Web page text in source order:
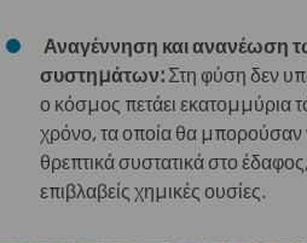
Αναγέννηση και ανανέωση
συστημάτων:Στη φύση δεν
ο κόσμος πετάει εκατομμύρια
χρόνο, τα οποία θα μπορούσαν
θρεπτικά συστατικά στο
επιβλαβείς χημικές ουσίες.